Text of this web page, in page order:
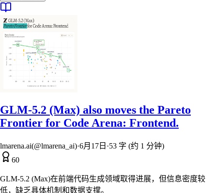
GLM-5.2 (Max) also moves the Pareto
Frontier for Code Arena: Frontend.
lmarena.ai(@lmarena_ai)·6月17日 ·53 字 (约 1 分钟)
60
GLM-5.2 (Max)在前端代码生成领域取得进展，但信息密度较
低，缺乏具体机制和数据支撑。